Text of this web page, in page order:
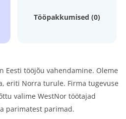
Tööpakkumised (0)
Eesti tööjõu vahendamine. Oleme
eriti Norra turule. Firma tugevuse
valime WestNor töötajad
parimatest parimad.